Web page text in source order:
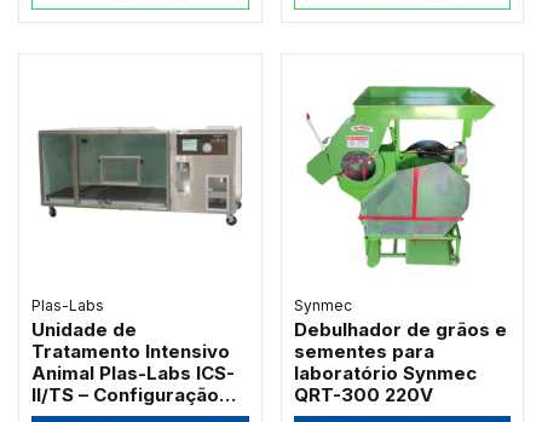
Plas-Labs
Unidade de
Tratamento Intensivo
Animal Plas-Labs ICS-
II/TS – Configuração
Horizontal para
Synmec
Debulhador de grãos e
sementes para
laboratório Synmec
QRT-300 220V